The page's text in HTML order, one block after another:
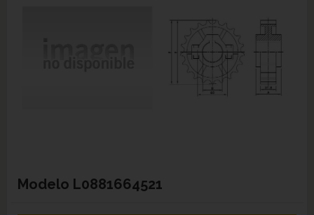
Modelo L0881664521